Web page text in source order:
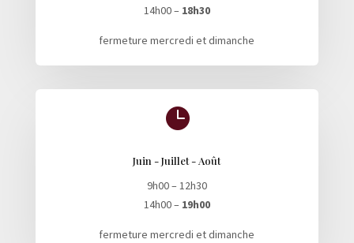
14h00 – 18h30
fermeture mercredi et dimanche

Juin - Juillet - Août
9h00 – 12h30
14h00 – 19h00
fermeture mercredi et dimanche